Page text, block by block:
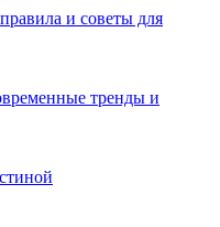
и советы для
тренды и